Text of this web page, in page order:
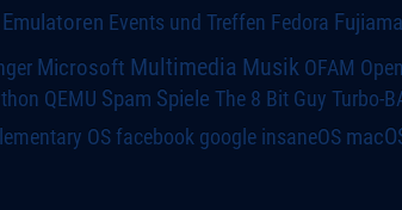
Emulatoren Events und Treffen Fedora Fujiama
Microsoft Multimedia Musik OFAM
QEMU Spam Spiele The 8 Bit Guy Turbo-
OS facebook google insaneOS